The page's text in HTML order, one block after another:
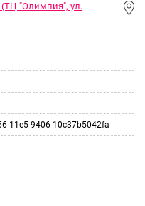
"Олимпия", ул.
11e5-9406-10c37b5042fa